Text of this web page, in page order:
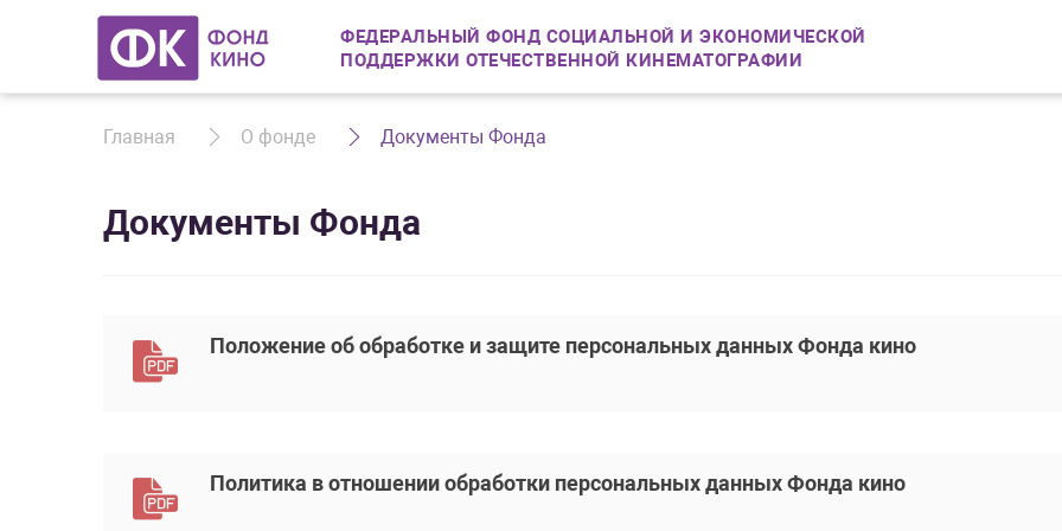
ФЕДЕРАЛЬНЫЙ ФОНД СОЦИАЛЬНОЙ И ЭКОНОМИЧЕСКОЙ
ПОДДЕРЖКИ ОТЕЧЕСТВЕННОЙ КИНЕМАТОГРАФИИ
Главная О фонде Документы Фонда
Документы Фонда
Положение об обработке и защите персональных данных Фонда кино
Политика в отношении обработки персональных данных Фонда кино